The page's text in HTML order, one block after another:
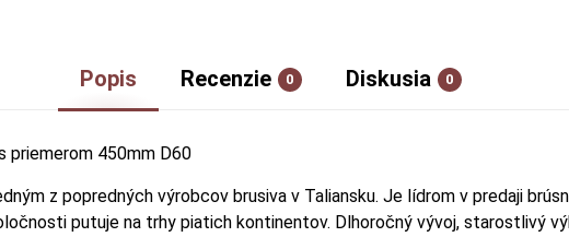
Popis Recenzie 0 Diskusia 0
priemerom 450mm D60
z popredných výrobcov brusiva v Taliansku. Je lídrom v predaji
putuje na trhy piatich kontinentov. Dlhoročný vývoj, starostlivý